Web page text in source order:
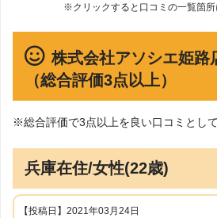
※クリックすると口コミの一覧箇
株式会社アソシエ姫路
（総合評価3点以上）
※総合評価で3点以上を良い口コミとして
兵庫在住/女性(22歳)
【投稿日】2021年03月24日